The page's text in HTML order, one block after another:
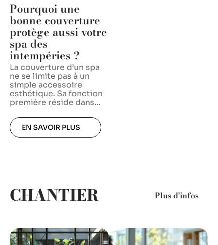
Pourquoi une
bonne couverture
protège aussi votre
spa des
intempéries ?
La couverture d’un spa
ne se limite pas à un
simple accessoire
esthétique. Sa fonction
première réside dans…
EN SAVOIR PLUS
CHANTIER Plus d’infos